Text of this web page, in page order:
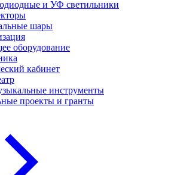
и УФ светильники
шары
оборудование
кабинет
инструменты
проекты и гранты